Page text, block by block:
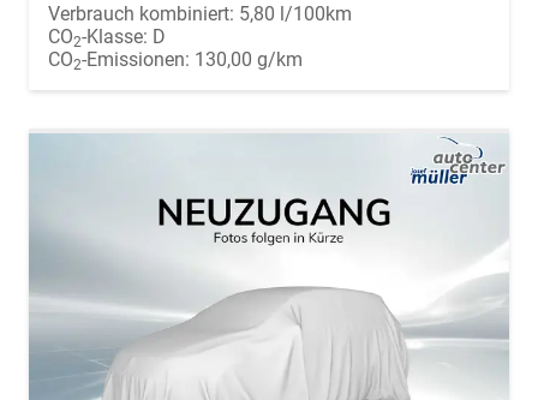
Verbrauch kombiniert: 5,80 l/100km
CO2-Klasse: D
CO2-Emissionen: 130,00 g/km